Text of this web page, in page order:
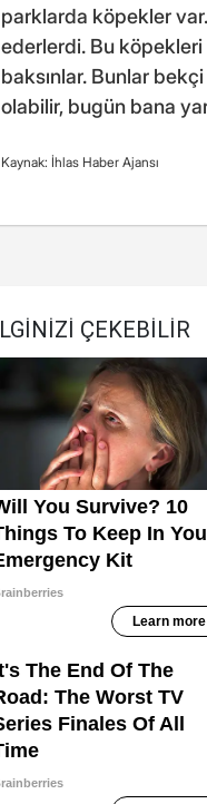
parklarda köpekler
ederlerdi. Bu
baksınlar. Bunlar
olabilir, bugün bana
Kaynak: İhlas Haber Ajansı